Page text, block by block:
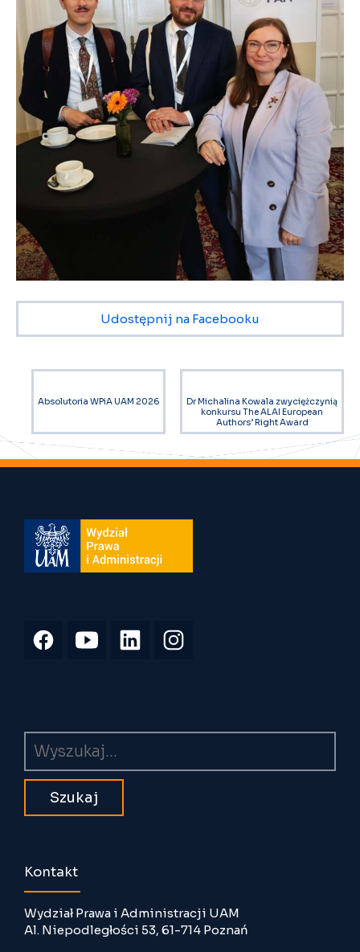
Udostępnij na Facebooku
Absolutoria WPiA UAM 2026
Dr Michalina Kowala zwyciężczynią
konkursu The ALAI European
Authors’ Right Award
Wyszukiwarka
Kontakt
Wydział Prawa i Administracji UAM
Al. Niepodległości 53, 61-714 Poznań